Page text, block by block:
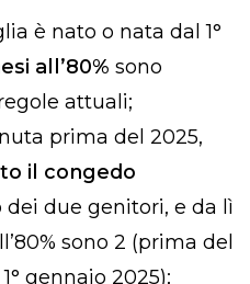
è nato o nata dal 1°
all’80% sono
attuali;
prima del 2025,
il congedo
dei due genitori, e da lì
sono 2 (prima del
gennaio 2025);